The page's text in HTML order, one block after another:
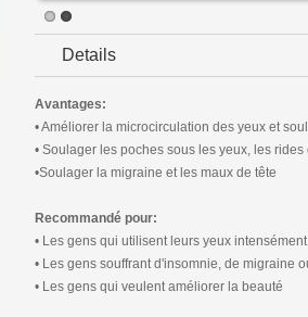
Details
Avantages:
• Améliorer la microcirculation des yeux et
• Soulager les poches sous les yeux, les
•Soulager la migraine et les maux de tête
Recommandé pour:
• Les gens qui utilisent leurs yeux intensément
• Les gens souffrant d'insomnie, de migraine
• Les gens qui veulent améliorer la beauté